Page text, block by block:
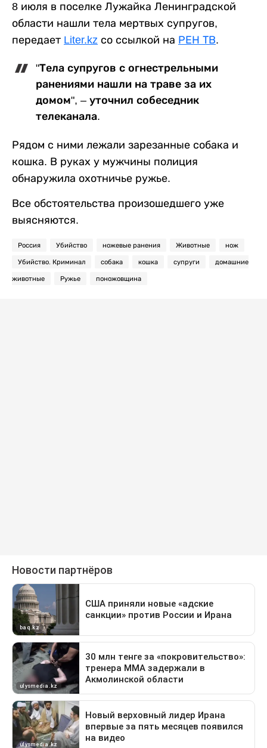
8 июля в поселке Лужайка Ленинградской
области нашли тела мертвых супругов,
передает Liter.kz со ссылкой на РЕН ТВ.
"Тела супругов с огнестрельными
ранениями нашли на траве за их
домом", – уточнил собеседник
телеканала.
Рядом с ними лежали зарезанные собака и
кошка. В руках у мужчины полиция
обнаружила охотничье ружье.
Все обстоятельства произошедшего уже
выясняются.
Россия Убийство ножевые ранения Животные нож
Убийство. Криминал собака кошка супруги домашние
животные Ружье поножовщина